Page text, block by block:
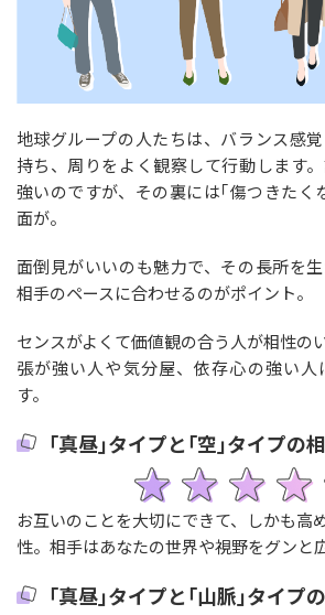
地球グループの人たちは、バランス感
持ち、周りをよく観察して行動します
強いのですが、その裏には｢傷つきたく
面が。
面倒見がいいのも魅力で、その長所を
相手のペースに合わせるのがポイント。
センスがよくて価値観の合う人が相性の
張が強い人や気分屋、依存心の強い人
す。
｢真昼｣タイプと｢空｣タイプの
お互いのことを大切にできて、しかも高
性。相手はあなたの世界や視野をグンと
｢真昼｣タイプと｢山脈｣タイプ